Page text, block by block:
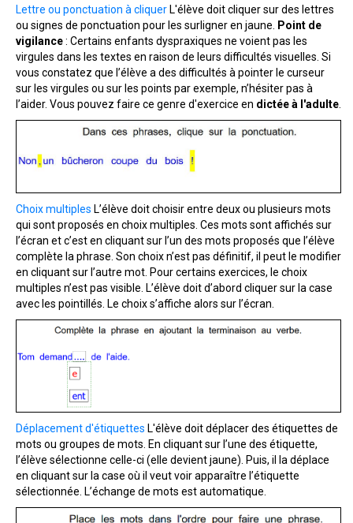
Lettre ou ponctuation à cliquerL'élève doit cliquer sur des lettres
ou signes de ponctuation pour les surligner en jaune. Point de
vigilance: Certains enfants dyspraxiques ne voient pas les
virgules dans les textes en raison de leurs difficultés visuelles. Si
vous constatez que l’élève a des difficultés à pointer le curseur
sur les virgules ou sur les points par exemple, n’hésiter pas à
l’aider. Vous pouvez faire ce genre d'exercice en dictée à l'adulte
Choix multiples L’élève doit choisir entre deux ou plusieurs mots
qui sont proposés en choix multiples. Ces mots sont affichés sur
l’écran et c’est en cliquant sur l’un des mots proposés que l’élève
complète la phrase. Son choix n’est pas définitif, il peut le modifier
en cliquant sur l’autre mot. Pour certains exercices, le choix
multiples n’est pas visible. L’élève doit d’abord cliquer sur la case
avec les pointillés. Le choix s’affiche alors sur l’écran.
Déplacement d'étiquettes L'élève doit déplacer des étiquettes de
mots ou groupes de mots. En cliquant sur l’une des étiquette,
l’élève sélectionne celle-ci (elle devient jaune). Puis, il la déplace
en cliquant sur la case où il veut voir apparaître l’étiquette
sélectionnée. L’échange de mots est automatique.